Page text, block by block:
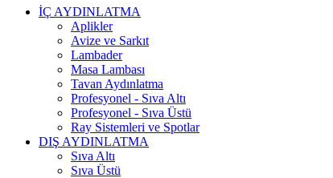
İÇ AYDINLATMA
Aplikler
Avize ve Sarkıt
Lambader
Masa Lambası
Tavan Aydınlatma
Profesyonel - Sıva Altı
Profesyonel - Sıva Üstü
Ray Sistemleri ve Spotlar
DIŞ AYDINLATMA
Sıva Altı
Sıva Üstü